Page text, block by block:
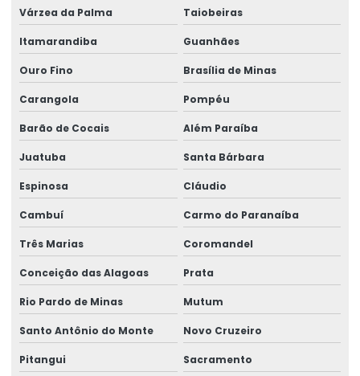
Ribbons Tag Gondolas
Rótulo Adesivo Para Congelados
Rótulo Balança Impressora
Rótulo De Preço Personalizado Para Comércio
Rótulo Lacre Personalizado Para Produtos
Rótulo Para Balcão De Vendas
Rótulo Para Produtos Congelados Em Lojas
Rótulo Térmico Para Embalagens
Rótulo Termo Sensível
Rótulos Adesivos Com Acabamento Fosco
Várzea da Palma Taiobeiras
Itamarandiba Guanhães
Ouro Fino Brasília de Minas
Carangola Pompéu
Barão de Cocais Além Paraíba
Juatuba Santa Bárbara
Espinosa Cláudio
Cambuí Carmo do Paranaíba
Três Marias Coromandel
Conceição das Alagoas Prata
Rio Pardo de Minas Mutum
Santo Antônio do Monte Novo Cruzeiro
Pitangui Sacramento